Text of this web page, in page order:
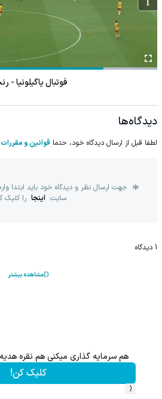
فوتبال یاگیلونیا -
دیدگاه‌ها
لطفا قبل از ارسال دیدگاه خود، حتما قوانین و مقررات
جهت ارسال نظر و دیدگاه خود باید ابتدا
سایت اینجا را کلیک
1 دیدگاه
مشاهده بیشتر
هم سرمایه گذاری میکنی هم نقره هدیه
کلیک کن!
‹